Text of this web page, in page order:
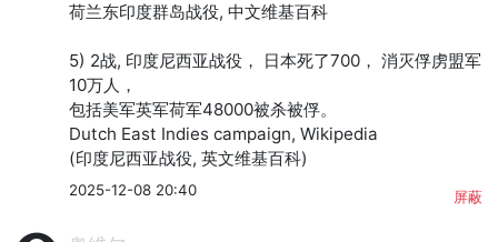
荷兰东印度群岛战役, 中文维基百科
5) 2战, 印度尼西亚战役， 日本死了700， 消灭俘虏盟军
10万人，
包括美军英军荷军48000被杀被俘。
Dutch East Indies campaign, Wikipedia
(印度尼西亚战役, 英文维基百科)
2025-12-08 20:40 屏蔽